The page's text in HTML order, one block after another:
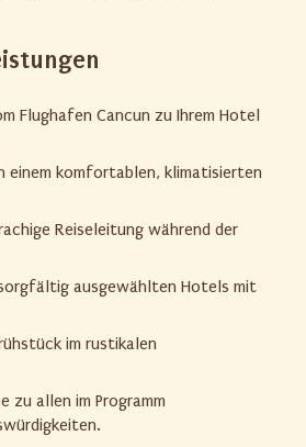
Flughafen Cancun zu Ihrem Hotel
einem komfortablen, klimatisierten
Reiseleitung während der
ausgewählten Hotels mit
im rustikalen
zu allen im Programm